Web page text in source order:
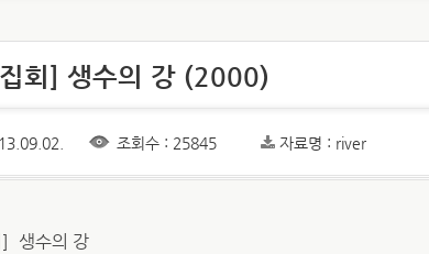
회] 생수의 강 (2000)
조회수 : 25845 자료명 : river
］생수의 강